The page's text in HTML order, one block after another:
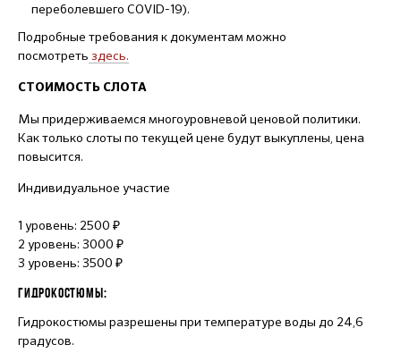
переболевшего COVID-19).
Подробные требования к документам можно
посмотреть здесь.
СТОИМОСТЬ СЛОТА
Мы придерживаемся многоуровневой ценовой политики.
Как только слоты по текущей цене будут выкуплены, цена
повысится.
Индивидуальное участие
1 уровень: 2500 ₽
2 уровень: 3000 ₽
3 уровень: 3500 ₽
ГИДРОКОСТЮМЫ:
Гидрокостюмы разрешены при температуре воды до 24,6
градусов.